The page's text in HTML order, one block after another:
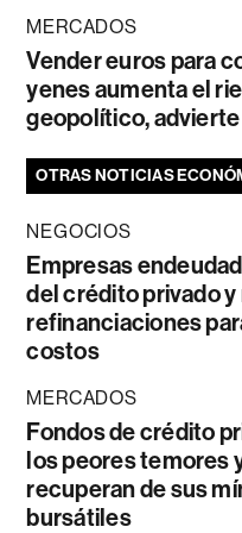
MERCADOS
Vender euros para
yenes aumenta el
geopolítico,
OTRAS NOTICIAS
NEGOCIOS
Empresas
del crédito privado
refinanciaciones
costos
MERCADOS
Fondos de crédito
los peores temores
recuperan de sus
bursátiles